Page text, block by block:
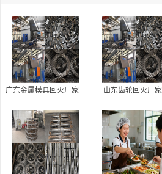
广东金属模具回火厂家 山东齿轮回火厂家